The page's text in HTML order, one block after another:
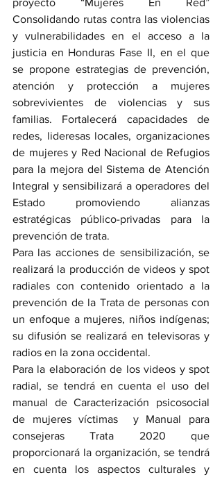
proyecto “Mujeres En Red”
Consolidando rutas contra las violencias
y vulnerabilidades en el acceso a la
justicia en Honduras Fase II, en el que
se propone estrategias de prevención,
atención y protección a mujeres
sobrevivientes de violencias y sus
familias. Fortalecerá capacidades de
redes, lideresas locales, organizaciones
de mujeres y Red Nacional de Refugios
para la mejora del Sistema de Atención
Integral y sensibilizará a operadores del
Estado promoviendo alianzas
estratégicas público-privadas para la
prevención de trata.
Para las acciones de sensibilización, se
realizará la producción de videos y spot
radiales con contenido orientado a la
prevención de la Trata de personas con
un enfoque a mujeres, niños indígenas;
su difusión se realizará en televisoras y
radios en la zona occidental.
Para la elaboración de los videos y spot
radial, se tendrá en cuenta el uso del
manual de Caracterización psicosocial
de mujeres víctimas  y Manual para
consejeras Trata 2020 que
proporcionará la organización, se tendrá
en cuenta los aspectos culturales y